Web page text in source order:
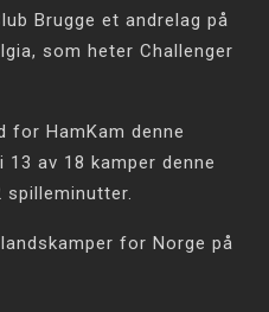
Brugge et andrelag på
som heter Challenger
for HamKam denne
av 18 kamper denne
for Norge på